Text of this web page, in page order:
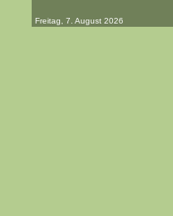
Freitag, 7. August 2026